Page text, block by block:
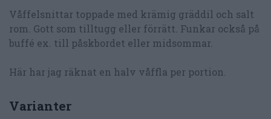
Våffelsnittar toppade med krämig gräddil och salt
rom. Gott som tilltugg eller förrätt. Funkar också på
buffé ex. till påskbordet eller midsommar.
Här har jag räknat en halv våffla per portion.
Varianter